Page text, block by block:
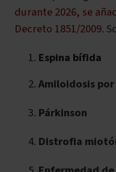
durante 2026, se
Decreto 1851/2009.
Espina bífida
Amiloidosis
Párkinson
Distrofia